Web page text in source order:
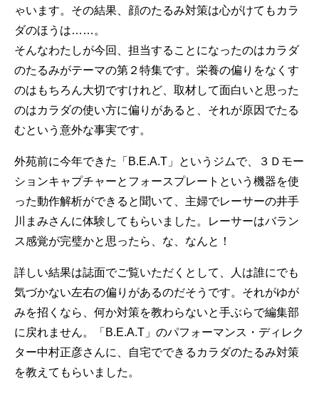
ゃいます。その結果、顔のたるみ対策は心がけてもカラ
ダのほうは……。
そんなわたしが今回、担当することになったのはカラダ
のたるみがテーマの第２特集です。栄養の偏りをなくす
のはもちろん大切ですけれど、取材して面白いと思った
のはカラダの使い方に偏りがあると、それが原因でたる
むという意外な事実です。
外苑前に今年できた「B.E.A.T」というジムで、３Ｄモー
ションキャプチャーとフォースプレートという機器を使
った動作解析ができると聞いて、主婦でレーサーの井手
川まみさんに体験してもらいました。レーサーはバラン
ス感覚が完璧かと思ったら、な、なんと！
詳しい結果は誌面でご覧いただくとして、人は誰にでも
気づかない左右の偏りがあるのだそうです。それがゆが
みを招くなら、何か対策を教わらないと手ぶらで編集部
に戻れません。「B.E.A.T」のパフォーマンス・ディレク
ター中村正彦さんに、自宅でできるカラダのたるみ対策
を教えてもらいました。